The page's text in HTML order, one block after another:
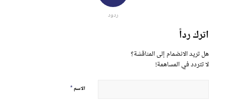
ردود
اترك رداً
هل تريد الانضمام إلى المناقشة؟
لا تتردد في المساهمة!
الاسم*